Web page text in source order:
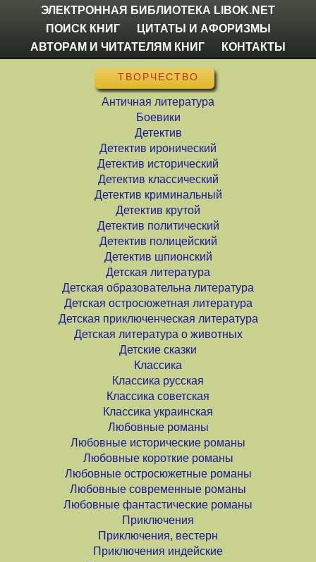
ЭЛЕКТРОННАЯ БИБЛИОТЕКА LIBOK.NET
ПОИСК КНИГ
ЦИТАТЫ И АФОРИЗМЫ
АВТОРАМ И ЧИТАТЕЛЯМ КНИГ
КОНТАКТЫ
ТВОРЧЕСТВО
Античная литература
Боевики
Детектив
Детектив иронический
Детектив исторический
Детектив классический
Детектив криминальный
Детектив крутой
Детектив политический
Детектив полицейский
Детектив шпионский
Детская литература
Детская образовательна литература
Детская остросюжетная литература
Детская приключенческая литература
Детская литература о животных
Детские сказки
Классика
Классика русская
Классика советская
Классика украинская
Любовные романы
Любовные исторические романы
Любовные короткие романы
Любовные остросюжетные романы
Любовные современные романы
Любовные фантастические романы
Приключения
Приключения, вестерн
Приключения индейские